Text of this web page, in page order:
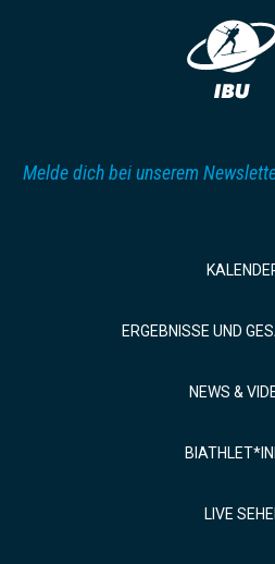
Melde dich bei unserem
ERGEBNISSE UND
NEWS &
LIVE